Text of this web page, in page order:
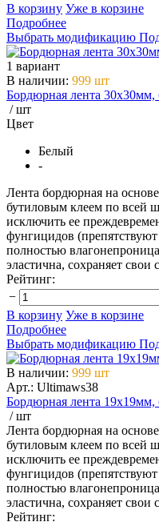
В корзину Уже в корзине
Подробнее
Выбрать модификацию
1 вариант
В наличии: 999 шт
Бордюрная лента
/ шт
Цвет
Белый
-
Лента бордюрная на
бутиловым клеем по всей
исключить ее
фунгицидов
полностью
эластична, сохраняет свои
Рейтинг:
−
В корзину Уже в корзине
Подробнее
Выбрать модификацию
В наличии: 999 шт
Арт.: Ultimaws38
Бордюрная лента
/ шт
Лента бордюрная на
бутиловым клеем по всей
исключить ее
фунгицидов
полностью
эластична, сохраняет свои
Рейтинг: